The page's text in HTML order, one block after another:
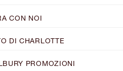
CON NOI
DI CHARLOTTE
PROMOZIONI